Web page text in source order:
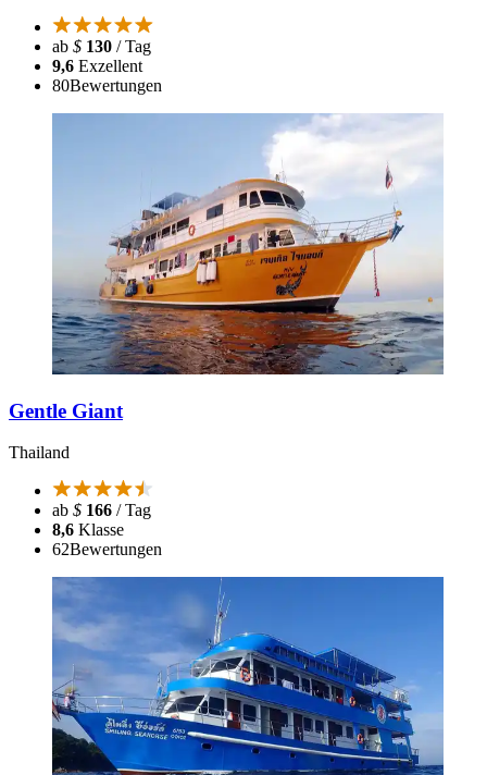
ab $ 130 / Tag
9,6 Exzellent
80Bewertungen
Gentle Giant
Thailand
ab $ 166 / Tag
8,6 Klasse
62Bewertungen